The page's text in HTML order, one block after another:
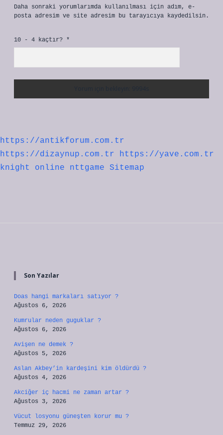
Daha sonraki yorumlarımda kullanılması için adım, e-
posta adresim ve site adresim bu tarayıcıya kaydedilsin.
10 - 4 kaçtır? *
https://antikforum.com.tr
https://dizaynup.com.tr
https://yave.com.tr
knight online
nttgame Sitemap
Son Yazılar
Doas hangi markaları satıyor ?
Ağustos 6, 2026
Kumrular neden guguklar ?
Ağustos 6, 2026
Avişen ne demek ?
Ağustos 5, 2026
Aslan Akbey’in kardeşini kim öldürdü ?
Ağustos 4, 2026
Akciğer iç hacmi ne zaman artar ?
Ağustos 3, 2026
Vücut losyonu güneşten korur mu ?
Temmuz 29, 2026